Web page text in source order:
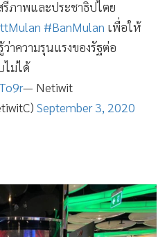
ภาพและประชาธิปไตย
#BanMulan เพื่อให้
าความรุนแรงของรัฐต่อ
ไม่ได้
— Netiwit
September 3, 2020